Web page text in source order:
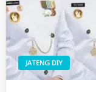
JATENG DIY